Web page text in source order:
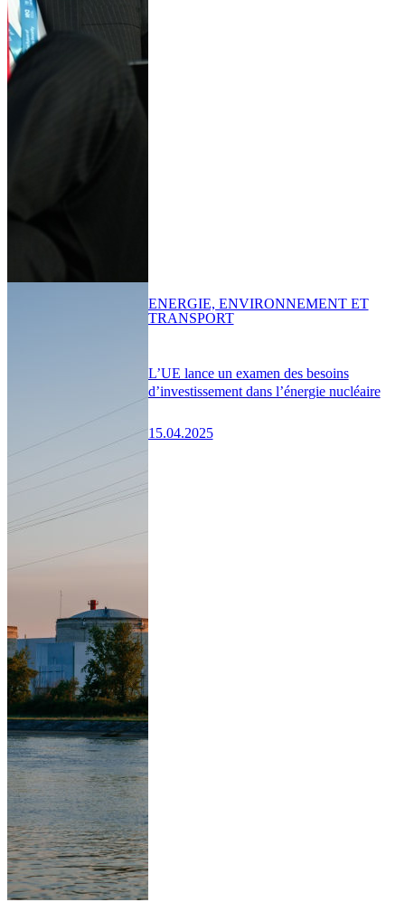
L’UE lance un examen des besoins
d’investissement dans l’énergie nucléaire
15.04.2025
ENERGIE, ENVIRONNEMENT ET
TRANSPORT